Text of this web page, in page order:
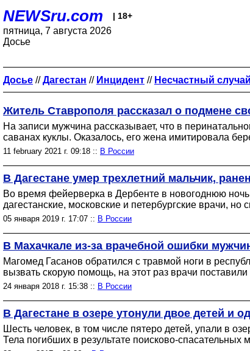
NEWSru.com | 18+
пятница, 7 августа 2026
Досье
Досье //Дагестан // Инцидент // Несчастный случай
Житель Ставрополя рассказал о подмене
На записи мужчина рассказывает, что в
саванах куклы. Оказалось, его жена имитировала
11 february 2021 г. 09:18 :: В России
В Дагестане умер трехлетний мальчик,
Во время фейерверка в Дербенте в новогоднюю ночь
дагестанские, московские и петербургские врачи,
05 января 2019 г. 17:07 :: В России
В Махачкале из-за врачебной ошибки
Магомед Гасанов обратился с травмой ноги в
вызвать скорую помощь, на этот раз врачи
24 января 2018 г. 15:38 :: В России
В Дагестане в озере утонули двое детей и
Шесть человек, в том числе пятеро детей, упали в
Тела погибших в результате поисково-